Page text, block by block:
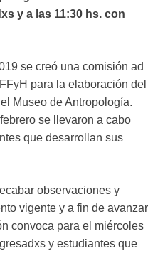
y a las 11:30 hs. con
se creó una comisión ad
para la elaboración del
Museo de Antropología.
se llevaron a cabo
que desarrollan sus
observaciones y
vigente y a fin de avanzar
convoca para el miércoles
y estudiantes que